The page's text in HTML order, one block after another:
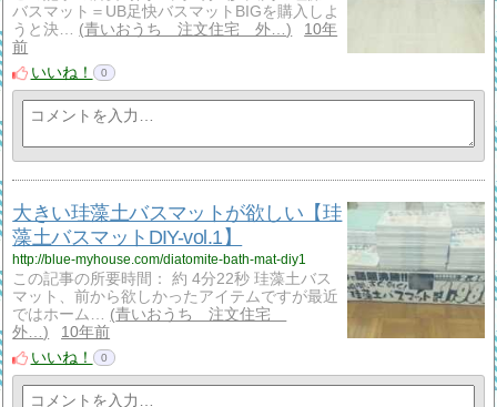
バスマット＝UB足快バスマットBIGを購入しよ
うと決…
青いおうち 注文住宅 外…
10年
前
いいね！
0
大きい珪藻土バスマットが欲しい【珪
藻土バスマットDIY-vol.1】
http://blue-myhouse.com/diatomite-bath-mat-diy1
この記事の所要時間： 約 4分22秒 珪藻土バス
マット、前から欲しかったアイテムですが最近
ではホーム…
青いおうち 注文住宅
外…
10年前
いいね！
0